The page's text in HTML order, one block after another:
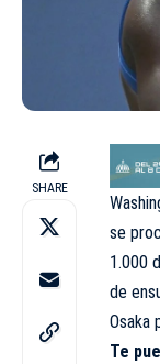
SHARE
se
1.000
de
Osaka
Te